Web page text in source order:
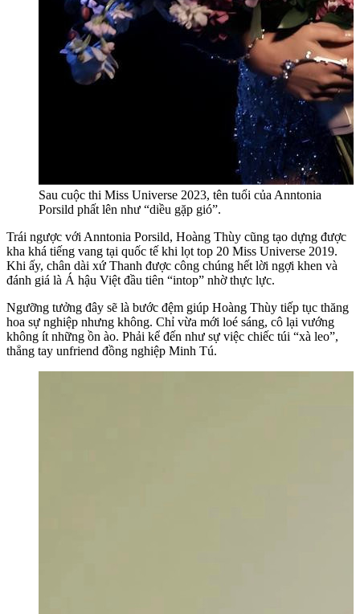
Sau cuộc thi Miss Universe 2023, tên tuổi của Anntonia
Porsild phất lên như “diều gặp gió”.
Trái ngược với Anntonia Porsild, Hoàng Thùy cũng tạo dựng được
kha khá tiếng vang tại quốc tế khi lọt top 20 Miss Universe 2019.
Khi ấy, chân dài xứ Thanh được công chúng hết lời ngợi khen và
đánh giá là Á hậu Việt đầu tiên “intop” nhờ thực lực.
Ngưỡng tưởng đây sẽ là bước đệm giúp Hoàng Thùy tiếp tục thăng
hoa sự nghiệp nhưng không. Chỉ vừa mới loé sáng, cô lại vướng
không ít những ồn ào. Phải kể đến như sự việc chiếc túi “xà leo”,
thẳng tay unfriend đồng nghiệp Minh Tú.